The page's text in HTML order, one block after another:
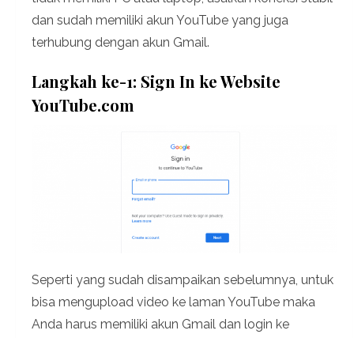
dan sudah memiliki akun YouTube yang juga
terhubung dengan akun Gmail.
Langkah ke-1: Sign In ke Website
YouTube.com
Seperti yang sudah disampaikan sebelumnya, untuk
bisa mengupload video ke laman YouTube maka
Anda harus memiliki akun Gmail dan login ke